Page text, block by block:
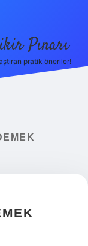
Pınarı
pratik öneriler!